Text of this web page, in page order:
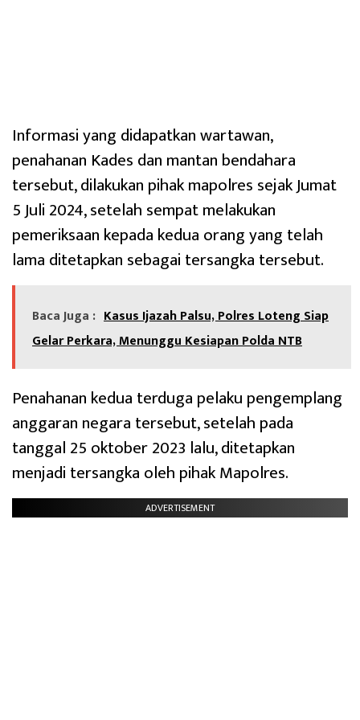
Informasi yang didapatkan wartawan,
penahanan Kades dan mantan bendahara
tersebut, dilakukan pihak mapolres sejak Jumat
5 Juli 2024, setelah sempat melakukan
pemeriksaan kepada kedua orang yang telah
lama ditetapkan sebagai tersangka tersebut.
Baca Juga : Kasus Ijazah Palsu, Polres Loteng Siap
Gelar Perkara, Menunggu Kesiapan Polda NTB
Penahanan kedua terduga pelaku pengemplang
anggaran negara tersebut, setelah pada
tanggal 25 oktober 2023 lalu, ditetapkan
menjadi tersangka oleh pihak Mapolres.
ADVERTISEMENT